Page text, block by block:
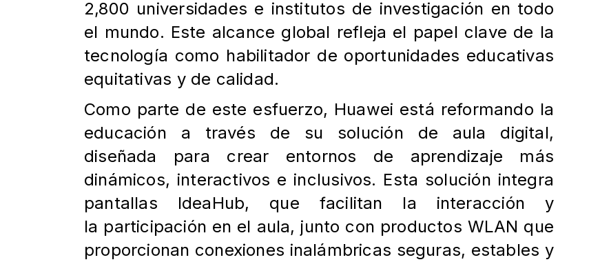
2,800 universidades e institutos de investigación en todo
el mundo. Este alcance global refleja el papel clave de la
tecnología como habilitador de oportunidades educativas
equitativas y de calidad.
Como parte de este esfuerzo, Huawei está reformando la
educación a través de su solución de aula digital,
diseñada para crear entornos de aprendizaje más
dinámicos, interactivos e inclusivos. Esta solución integra
pantallas IdeaHub, que facilitan la interacción y
la participación en el aula, junto con productos WLAN que
proporcionan conexiones inalámbricas seguras, estables y